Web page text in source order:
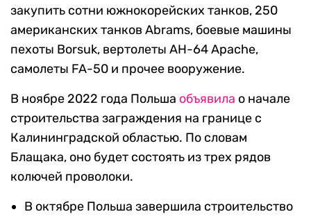
закупить сотни южнокорейских танков, 250
американских танков Abrams, боевые машины
пехоты Borsuk, вертолеты AH-64 Apache,
самолеты FA-50 и прочее вооружение.
В ноябре 2022 года Польша объявила о начале
строительства заграждения на границе с
Калининградской областью. По словам
Блащака, оно будет состоять из трех рядов
колючей проволоки.
В октябре Польша завершила строительство